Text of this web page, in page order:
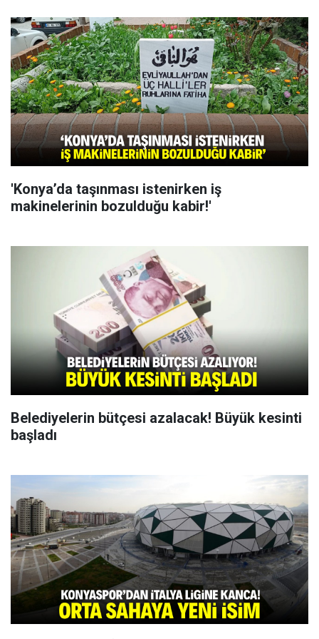
'Konya’da taşınması istenirken iş
makinelerinin bozulduğu kabir!'
Belediyelerin bütçesi azalacak! Büyük kesinti
başladı